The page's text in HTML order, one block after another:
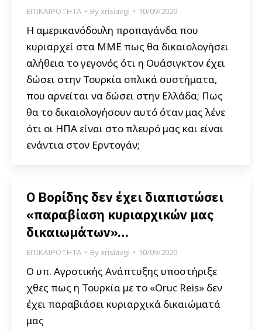
ΕΠΙΚΑΙΡΟΤΗΤΑ Byxrisiavgi 10/09/2020
Η αμερικανόδουλη προπαγάνδα που
κυριαρχεί στα ΜΜΕ πως θα δικαιολογήσει
αλήθεια το γεγονός ότι η Ουάσιγκτον έχει
δώσει στην Τουρκία οπλικά συστήματα,
που αρνείται να δώσει στην Ελλάδα; Πως
θα το δικαιολογήσουν αυτό όταν μας λένε
ότι οι ΗΠΑ είναι στο πλευρό μας και είναι
ενάντια στον Ερντογάν;
Ο Βορίδης δεν έχει διαπιστώσει
«παραβίαση κυριαρχικών μας
δικαιωμάτων»…
ΕΠΙΚΑΙΡΟΤΗΤΑ Byxrisiavgi 10/09/2020
Ο υπ. Αγροτικής Ανάπτυξης υποστήριξε
χθες πως η Τουρκία με το «Oruc Reis» δεν
έχει παραβιάσει κυριαρχικά δικαιώματά
μας